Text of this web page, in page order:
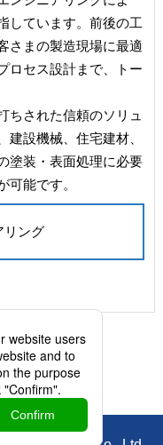
しています。前後の工
さまの製造現場に最適
ロセス設計まで、トー
ちされた信頼のソリュ
設機械、住宅建材、
塗装・表面処理に必要
可能です。
リング